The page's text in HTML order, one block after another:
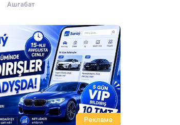
Ашгабат
Реклама